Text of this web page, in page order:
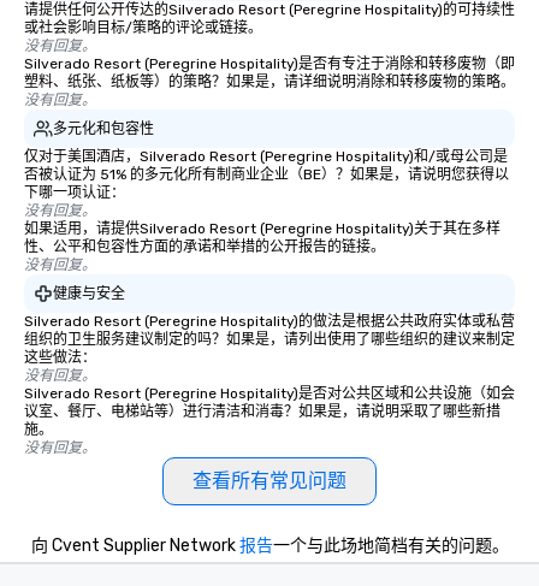
请提供任何公开传达的Silverado Resort (Peregrine Hospitality)的可持续性
或社会影响目标/策略的评论或链接。
没有回复。
Silverado Resort (Peregrine Hospitality)是否有专注于消除和转移废物（即
塑料、纸张、纸板等）的策略？如果是，请详细说明消除和转移废物的策略。
没有回复。
多元化和包容性
仅对于美国酒店，Silverado Resort (Peregrine Hospitality)和/或母公司是
否被认证为 51% 的多元化所有制商业企业（BE）？如果是，请说明您获得以
下哪一项认证：
没有回复。
如果适用，请提供Silverado Resort (Peregrine Hospitality)关于其在多样
性、公平和包容性方面的承诺和举措的公开报告的链接。
没有回复。
健康与安全
Silverado Resort (Peregrine Hospitality)的做法是根据公共政府实体或私营
组织的卫生服务建议制定的吗？如果是，请列出使用了哪些组织的建议来制定
这些做法：
没有回复。
Silverado Resort (Peregrine Hospitality)是否对公共区域和公共设施（如会
议室、餐厅、电梯站等）进行清洁和消毒？如果是，请说明采取了哪些新措
施。
没有回复。
查看所有常见问题
向 Cvent Supplier Network报告一个与此场地简档有关的问题。